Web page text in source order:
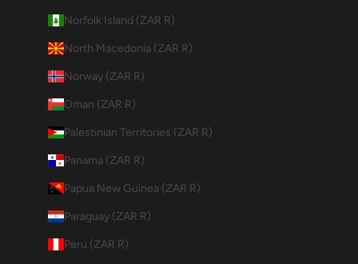
Norfolk Island (ZAR R)
North Macedonia (ZAR R)
Norway (ZAR R)
Oman (ZAR R)
Palestinian Territories (ZAR R)
Panama (ZAR R)
Papua New Guinea (ZAR R)
Paraguay (ZAR R)
Peru (ZAR R)